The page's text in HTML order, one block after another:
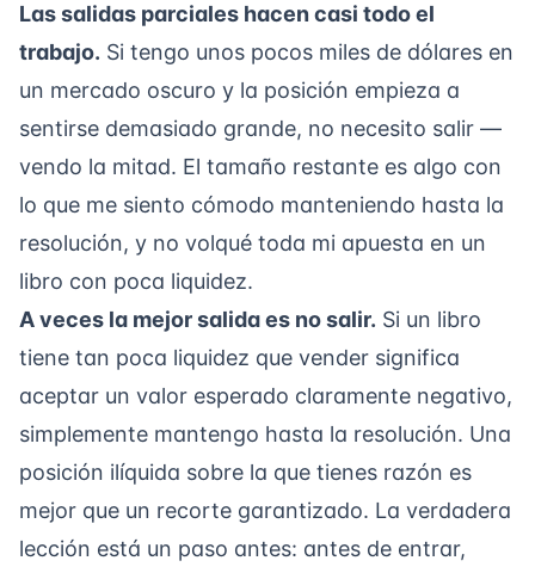
Las salidas parciales hacen casi todo el
trabajo. Si tengo unos pocos miles de dólares en
un mercado oscuro y la posición empieza a
sentirse demasiado grande, no necesito salir —
vendo la mitad. El tamaño restante es algo con
lo que me siento cómodo manteniendo hasta la
resolución, y no volqué toda mi apuesta en un
libro con poca liquidez.
A veces la mejor salida es no salir. Si un libro
tiene tan poca liquidez que vender significa
aceptar un valor esperado claramente negativo,
simplemente mantengo hasta la resolución. Una
posición ilíquida sobre la que tienes razón es
mejor que un recorte garantizado. La verdadera
lección está un paso antes: antes de entrar,